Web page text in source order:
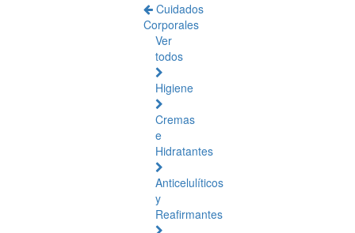
Cuidados
Corporales
Ver
todos
Higiene
Cremas
e
Hidratantes
Anticelulíticos
y
Reafirmantes